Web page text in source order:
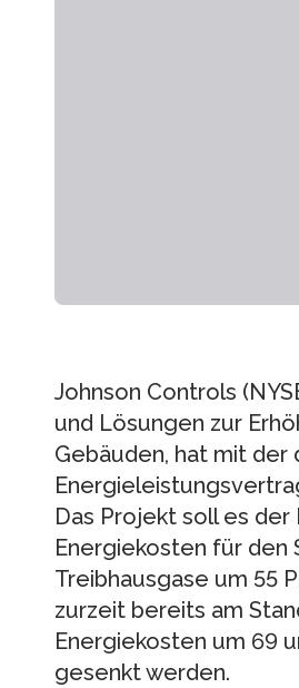
Johnson Controls
und Lösungen zur
Gebäuden, hat mit
Das Projekt soll es
Energiekosten für den
Treibhausgase um 55
zurzeit bereits am
Energiekosten um 69
gesenkt werden.